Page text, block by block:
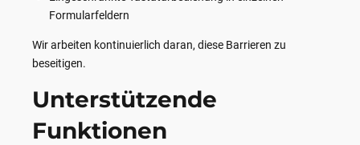
Formularfeldern
Wir arbeiten kontinuierlich daran, diese Barrieren zu
beseitigen.
Unterstützende
Funktionen